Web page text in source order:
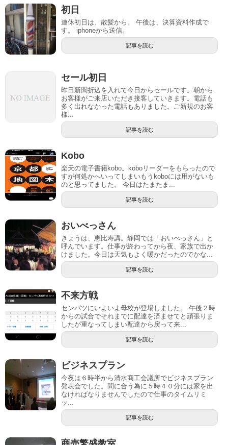
初日
連休初日は、散髪から。 午後は、決算資料作成で
す。 iphoneから送信。
記事を読む
セール初日
昨日新聞折込を入れて今日からセールです。朝から
お客様がご来店いただき接客していきます。電話も
多く出れなかった電話もありました。ご新規のお客
様...
記事を読む
Kobo
楽天の電子書籍kobo。koboリーダーをもらったので
すが何処かへいってしまいもうkoboには用がないも
のと思ってました。 今日はたまたま...
記事を読む
おいべっさん
きょうは、恵比寿講。静岡では「おいべっさん」と
呼んでいます。仕事が終わってから夜、家族で出か
けました。今日は天気もよく暖かだったのでかな...
記事を読む
不来方戦
センバツにいよいよ母校が登場しました。 午後２時
からの試合でそれまでに配達を済ませてと頑張りま
したが重なってしまい配達から戻って来...
記事を読む
ビジネスプラン
今夜は６時半から清水商工会議所でビジネスプラン
発表会でした。間に合う為に５時４０分には家を出
なければなりませんでしたので仕事のタイムリミ
ッ...
記事を読む